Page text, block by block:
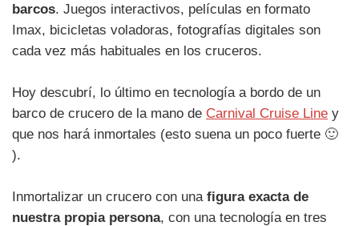
barcos. Juegos interactivos, películas en formato
Imax, bicicletas voladoras, fotografías digitales son
cada vez más habituales en los cruceros.
Hoy descubrí, lo último en tecnología a bordo de un
barco de crucero de la mano de Carnival Cruise Line y
que nos hará inmortales (esto suena un poco fuerte 🙂
).
Inmortalizar un crucero con una figura exacta de
nuestra propia persona, con una tecnología en tres